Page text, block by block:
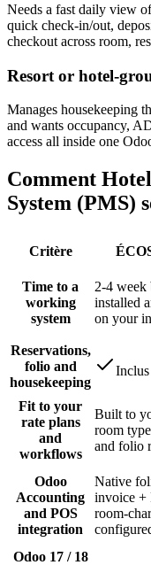
Needs a fast daily view
quick check-in/out,
checkout across room,
Resort or hotel-
Manages housekeeping
and wants occupancy,
access all inside one
Comment
System (PMS)
Critère
Time to a
working
system
2-4 week
installed
on your
Reservations,
folio and
housekeeping
Inclus
Fit to your
rate plans
and
workflows
Built to
room
and folio
Odoo
Accounting
and POS
integration
Native
invoice +
room-
Odoo 17 / 18